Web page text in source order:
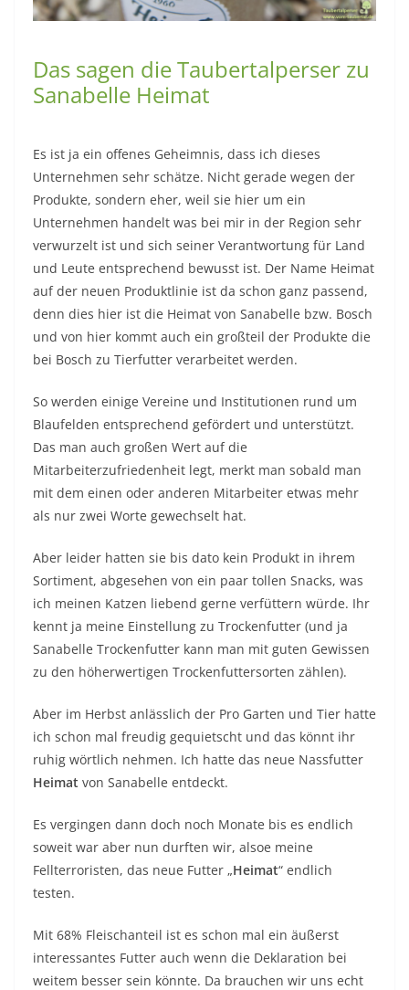
Das sagen die Taubertalperser zu
Sanabelle Heimat
Es ist ja ein offenes Geheimnis, dass ich dieses
Unternehmen sehr schätze. Nicht gerade wegen der
Produkte, sondern eher, weil sie hier um ein
Unternehmen handelt was bei mir in der Region sehr
verwurzelt ist und sich seiner Verantwortung für Land
und Leute entsprechend bewusst ist. Der Name Heimat
auf der neuen Produktlinie ist da schon ganz passend,
denn dies hier ist die Heimat von Sanabelle bzw. Bosch
und von hier kommt auch ein großteil der Produkte die
bei Bosch zu Tierfutter verarbeitet werden.
So werden einige Vereine und Institutionen rund um
Blaufelden entsprechend gefördert und unterstützt.
Das man auch großen Wert auf die
Mitarbeiterzufriedenheit legt, merkt man sobald man
mit dem einen oder anderen Mitarbeiter etwas mehr
als nur zwei Worte gewechselt hat.
Aber leider hatten sie bis dato kein Produkt in ihrem
Sortiment, abgesehen von ein paar tollen Snacks, was
ich meinen Katzen liebend gerne verfüttern würde. Ihr
kennt ja meine Einstellung zu Trockenfutter (und ja
Sanabelle Trockenfutter kann man mit guten Gewissen
zu den höherwertigen Trockenfuttersorten zählen).
Aber im Herbst anlässlich der Pro Garten und Tier hatte
ich schon mal freudig gequietscht und das könnt ihr
ruhig wörtlich nehmen. Ich hatte das neue Nassfutter
Heimat von Sanabelle entdeckt.
Es vergingen dann doch noch Monate bis es endlich
soweit war aber nun durften wir, alsoe meine
Fellterroristen, das neue Futter „Heimat“ endlich
testen.
Mit 68% Fleischanteil ist es schon mal ein äußerst
interessantes Futter auch wenn die Deklaration bei
weitem besser sein könnte. Da brauchen wir uns echt